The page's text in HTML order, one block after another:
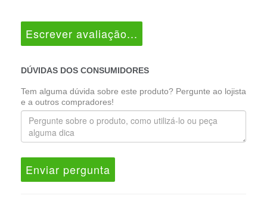
Escrever avaliação...
DÚVIDAS DOS CONSUMIDORES
Tem alguma dúvida sobre este produto? Pergunte ao lojista
e a outros compradores!
Enviar pergunta